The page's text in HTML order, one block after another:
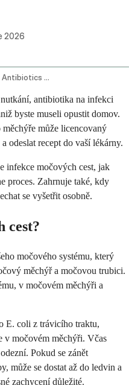
2026
How To Get Uti Antibiotics Online Step By Step Guide
antibiotika na infekci
byste museli opustit domov.
může licencovaný
odeslat recept do vaší lékárny.
infekce močových cest, jak
proces. Zahrnuje také, kdy
se vyšetřit osobně.
cest?
močového systému, který
měchýř a močovou trubici.
v močovém měchýři a
E. coli z trávicího traktu,
v močovém měchýři. Včas
Pokud se zánět
může se dostat až do ledvin a
zachycení důležité.